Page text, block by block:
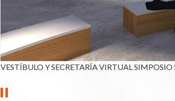
VESTÍBULO Y SECRETARÍA VIRTUAL SIMPOSIO